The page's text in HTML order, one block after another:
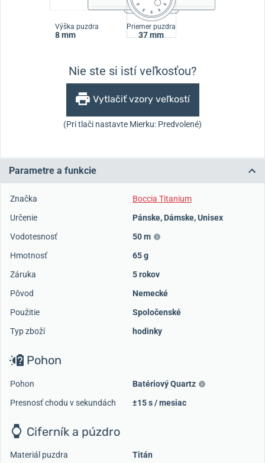
Výška puzdra
8 mm
Priemer puzdra
37 mm
Nie ste si istí veľkosťou?
Vytlačiť vzory veľkostí
(Pri tlači nastavte Mierku: Predvolené)
Parametre a funkcie
Značka
Boccia Titanium
Určenie
Pánske, Dámske,Unisex
Vodotesnosť
50 m
Hmotnosť
65 g
Záruka
5 rokov
Pôvod
Nemecké
Použitie
Spoločenské
Typ zboží
hodinky
Pohon
Pohon
Batériový Quartz
Presnosť chodu v sekundách
±15 s / mesiac
Ciferník a púzdro
Materiál puzdra
Titán